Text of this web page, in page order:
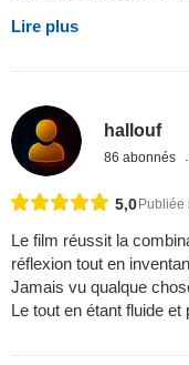
Lire plus
hallouf
86 abonnés
5,0 Publiée
Le film réussit la
réflexion tout en
Jamais vu qualque
Le tout en étant fluide